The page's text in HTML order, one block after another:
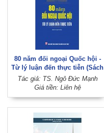
80 năm đối ngoại Quốc hội -
Từ lý luận đến thực tiễn (Sách
chuyên khảo)
Tác giả: TS. Ngô Đức Mạnh
Giá tiền: Liên hệ